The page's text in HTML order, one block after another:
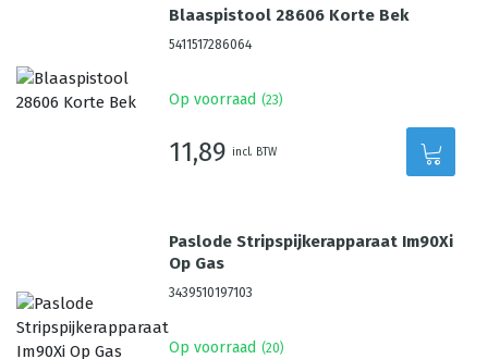
Blaaspistool 28606 Korte Bek
5411517286064
Op voorraad (23)
11,89 incl. BTW
Paslode Stripspijkerapparaat Im90Xi
Op Gas
3439510197103
Op voorraad (20)